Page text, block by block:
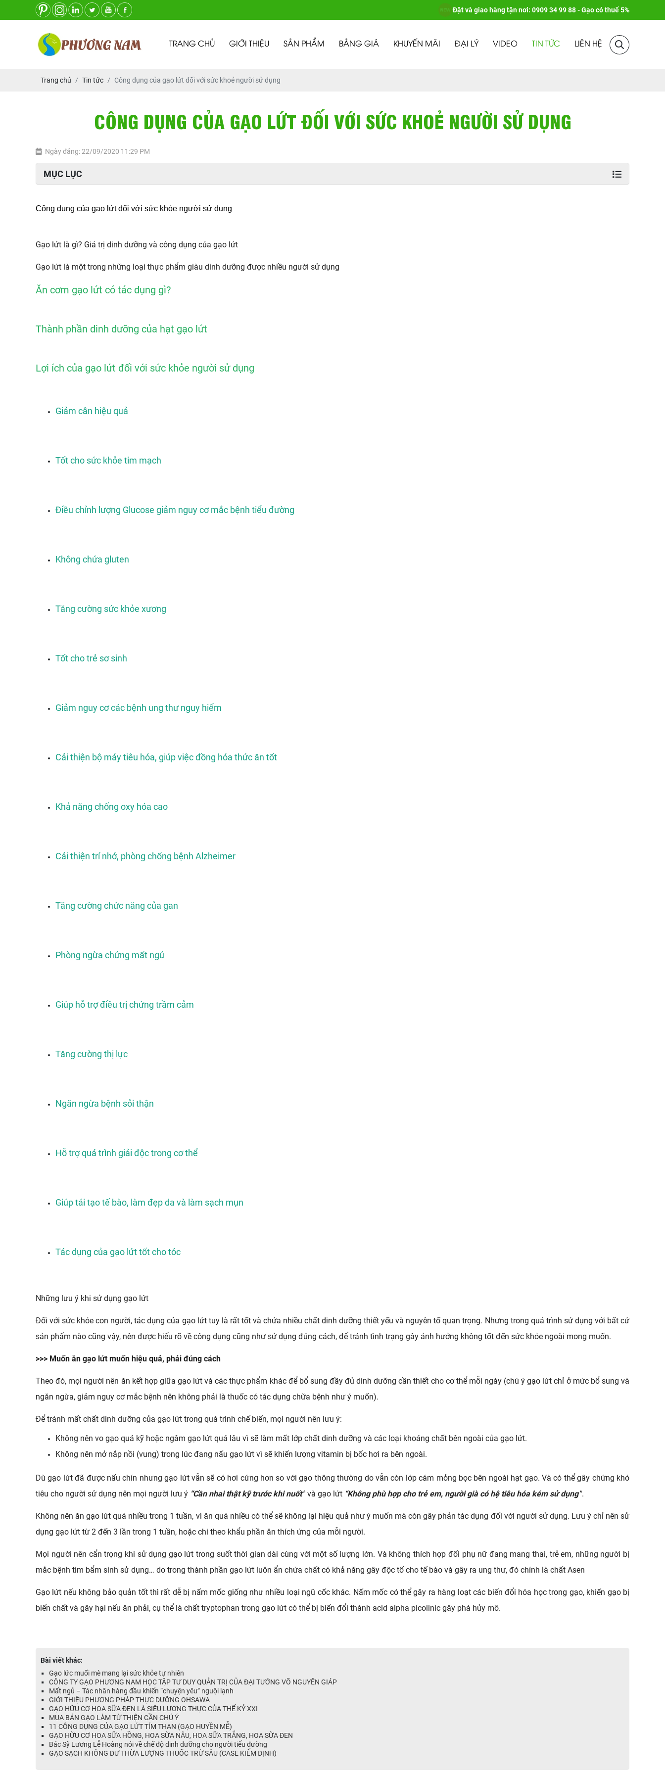
Đặt và giao hàng tận nơi: 0909 34 99 88 - Gạo có thuế 5%
TRANG CHỦ GIỚI THIỆU SẢN PHẨM BẢNG GIÁ KHUYẾN MÃI ĐẠI LÝ VIDEO TIN TỨC LIÊN HỆ
Trang chủ Tin tức Công dụng của gạo lứt đối với sức khoẻ người sử dụng
CÔNG DỤNG CỦA GẠO LỨT ĐỐI VỚI SỨC KHOẺ NGƯỜI SỬ DỤNG
Ngày đăng: 22/09/2020 11:29 PM
MỤC LỤC
Công dụng của gạo lứt đối với sức khỏe người sử dụng
Gạo lứt là gì? Giá trị dinh dưỡng và công dụng của gạo lứt
Gạo lứt là một trong những loại thực phẩm giàu dinh dưỡng được nhiều người sử dụng
Ăn cơm gạo lứt có tác dụng gì?
Thành phần dinh dưỡng của hạt gạo lứt
Lợi ích của gạo lứt đối với sức khỏe người sử dụng
Giảm cân hiệu quả
Tốt cho sức khỏe tim mạch
Điều chỉnh lượng Glucose giảm nguy cơ mắc bệnh tiểu đường
Không chứa gluten
Tăng cường sức khỏe xương
Tốt cho trẻ sơ sinh
Giảm nguy cơ các bệnh ung thư nguy hiểm
Cải thiện bộ máy tiêu hóa, giúp việc đồng hóa thức ăn tốt
Khả năng chống oxy hóa cao
Cải thiện trí nhớ, phòng chống bệnh Alzheimer
Tăng cường chức năng của gan
Phòng ngừa chứng mất ngủ
Giúp hỗ trợ điều trị chứng trầm cảm
Tăng cường thị lực
Ngăn ngừa bệnh sỏi thận
Hỗ trợ quá trình giải độc trong cơ thể
Giúp tái tạo tế bào, làm đẹp da và làm sạch mụn
Tác dụng của gạo lứt tốt cho tóc
Những lưu ý khi sử dụng gạo lứt
Đối với sức khỏe con người, tác dụng của gạo lứt tuy là rất tốt và chứa nhiều chất dinh dưỡng thiết yếu và nguyên tố quan trọng. Nhưng trong quá trình sử dụng với bất cứ
sản phẩm nào cũng vậy, nên được hiểu rõ về công dụng cũng như sử dụng đúng cách, để tránh tình trạng gây ảnh hưởng không tốt đến sức khỏe ngoài mong muốn.
>>> Muốn ăn gạo lứt muốn hiệu quả, phải đúng cách
Theo đó, mọi người nên ăn kết hợp giữa gạo lứt và các thực phẩm khác để bổ sung đầy đủ dinh dưỡng cần thiết cho cơ thể mỗi ngày (chú ý gạo lứt chỉ ở mức bổ sung và
ngăn ngừa, giảm nguy cơ mắc bệnh nên không phải là thuốc có tác dụng chữa bệnh như ý muốn).
Để tránh mất chất dinh dưỡng của gạo lứt trong quá trình chế biến, mọi người nên lưu ý:
Không nên vo gạo quá kỹ hoặc ngâm gạo lứt quá lâu vì sẽ làm mất lớp chất dinh dưỡng và các loại khoáng chất bên ngoài của gạo lứt.
Không nên mở nắp nồi (vung) trong lúc đang nấu gạo lứt vì sẽ khiến lượng vitamin bị bốc hơi ra bên ngoài.
Dù gạo lứt đã được nấu chín nhưng gạo lứt vẫn sẽ có hơi cứng hơn so với gạo thông thường do vẫn còn lớp cám mỏng bọc bên ngoài hạt gạo. Và có thể gây chứng khó
tiêu cho người sử dụng nên mọi người lưu ý “Cần nhai thật kỹ trước khi nuốt” và gạo lứt “Không phù hợp cho trẻ em, người già có hệ tiêu hóa kém sử dụng”.
Không nên ăn gạo lứt quá nhiều trong 1 tuần, vì ăn quá nhiều có thể sẽ không lại hiệu quả như ý muốn mà còn gây phản tác dụng đối với người sử dụng. Lưu ý chỉ nên sử
dụng gạo lứt từ 2 đến 3 lần trong 1 tuần, hoặc chi theo khẩu phần ăn thích ứng của mỗi người.
Mọi người nên cẩn trọng khi sử dụng gạo lứt trong suốt thời gian dài cùng với một số lượng lớn. Và không thích hợp đối phụ nữ đang mang thai, trẻ em, những người bị
mắc bệnh tim bẩm sinh sử dụng… do trong thành phần gạo lứt luôn ẩn chứa chất có khả năng gây độc tố cho tế bào và gây ra ung thư, đó chính là chất Asen
Gạo lứt nếu không bảo quản tốt thì rất dễ bị nấm mốc giống như nhiều loại ngũ cốc khác. Nấm mốc có thể gây ra hàng loạt các biến đổi hóa học trong gạo, khiến gạo bị
biến chất và gây hại nếu ăn phải, cụ thể là chất tryptophan trong gạo lứt có thể bị biến đổi thành acid alpha picolinic gây phá hủy mô.
Bài viết khác:
Gạo lức muối mè mang lại sức khỏe tự nhiên
CÔNG TY GẠO PHƯƠNG NAM HỌC TẬP TƯ DUY QUẢN TRỊ CỦA ĐẠI TƯỚNG VÕ NGUYÊN GIÁP
Mất ngủ – Tác nhân hàng đầu khiến “chuyện yêu” nguội lạnh
GIỚI THIỆU PHƯƠNG PHÁP THỰC DƯỠNG OHSAWA
GẠO HỮU CƠ HOA SỮA ĐEN LÀ SIÊU LƯƠNG THỰC CỦA THẾ KỶ XXI
MUA BÁN GẠO LÀM TỪ THIỆN CẦN CHÚ Ý
11 CÔNG DỤNG CỦA GẠO LỨT TÍM THAN (GẠO HUYỀN MỄ)
GẠO HỮU CƠ HOA SỮA HỒNG, HOA SỮA NÂU, HOA SỮA TRẮNG, HOA SỮA ĐEN
Bác Sỹ Lương Lễ Hoàng nói về chế độ dinh dưỡng cho người tiểu đường
GẠO SẠCH KHÔNG DƯ THỪA LƯỢNG THUỐC TRỪ SÂU (CASE KIỂM ĐỊNH)